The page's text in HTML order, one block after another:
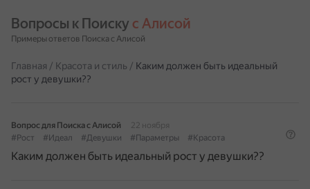
Вопросы к Поиску с Алисой
Примеры ответов Поиска с Алисой
Главная / Красота и стиль / Каким должен быть идеальный
рост у девушки??
Вопрос для Поиска с Алисой
22 ноября
#Рост
#Идеал #Девушки #Параметры #Красота
Каким должен быть идеальный рост у девушки??